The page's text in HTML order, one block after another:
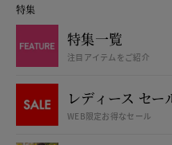
特集
特集一覧
注目アイテムをご紹介
レディース セー
WEB限定お得なセール